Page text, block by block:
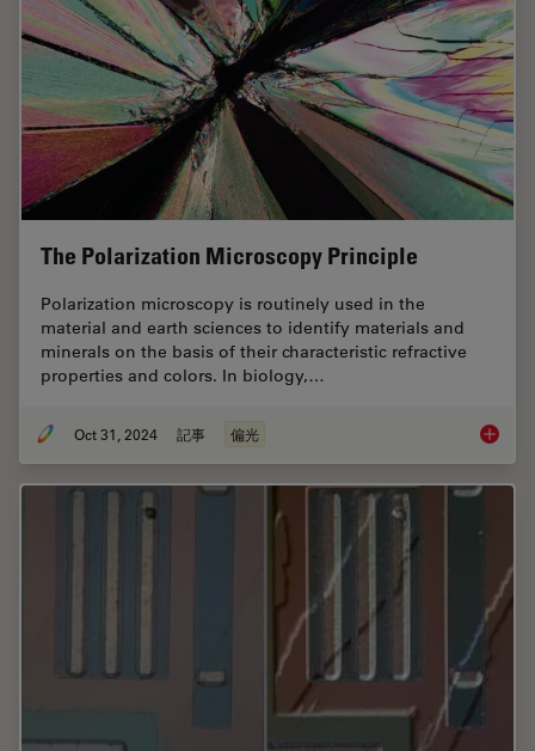
The Polarization Microscopy Principle
Polarization microscopy is routinely used in the
material and earth sciences to identify materials and
minerals on the basis of their characteristic refractive
properties and colors. In biology,…
Oct 31, 2024 記事 偏光 The